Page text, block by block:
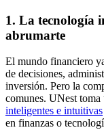
1. La tecnología
abrumarte
El mundo financiero
de decisiones,
inversión. Pero la
comunes. UNest
inteligentes e intuitivas
en finanzas o